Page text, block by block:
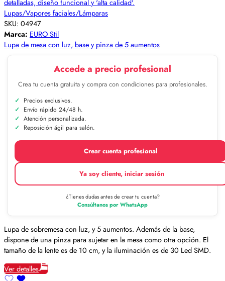
Lupas/Vapores faciales/Lámparas
SKU: 04947
Marca: EURO Stil
Lupa de mesa con luz, base y pinza de 5 aumentos
Accede a precio profesional
Crea tu cuenta gratuita y compra con condiciones para profesionales.
Precios exclusivos.
Envío rápido 24/48 h.
Atención personalizada.
Reposición ágil para salón.
Crear cuenta profesional
Ya soy cliente, iniciar sesión
¿Tienes dudas antes de crear tu cuenta?
Consúltanos por WhatsApp
Lupa de sobremesa con luz, y 5 aumentos. Además de la base,
dispone de una pinza para sujetar en la mesa como otra opción. El
tamaño de la lente es de 10 cm, y la iluminación es de 30 Led SMD.
Ver detalles